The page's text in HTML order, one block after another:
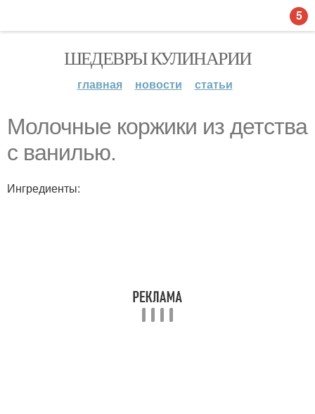
ШЕДЕВРЫ КУЛИНАРИИ
главная новости статьи
Молочные коржики из детства
с ванилью.
Ингредиенты:
5